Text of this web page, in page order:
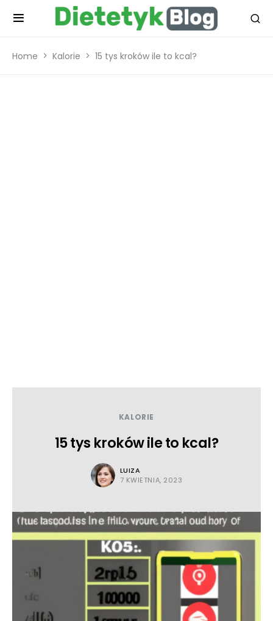
Home Kalorie 15 tys kroków ile to kcal?
KALORIE
15 tys kroków ile to kcal?
LUIZA
7 KWIETNIA, 2023